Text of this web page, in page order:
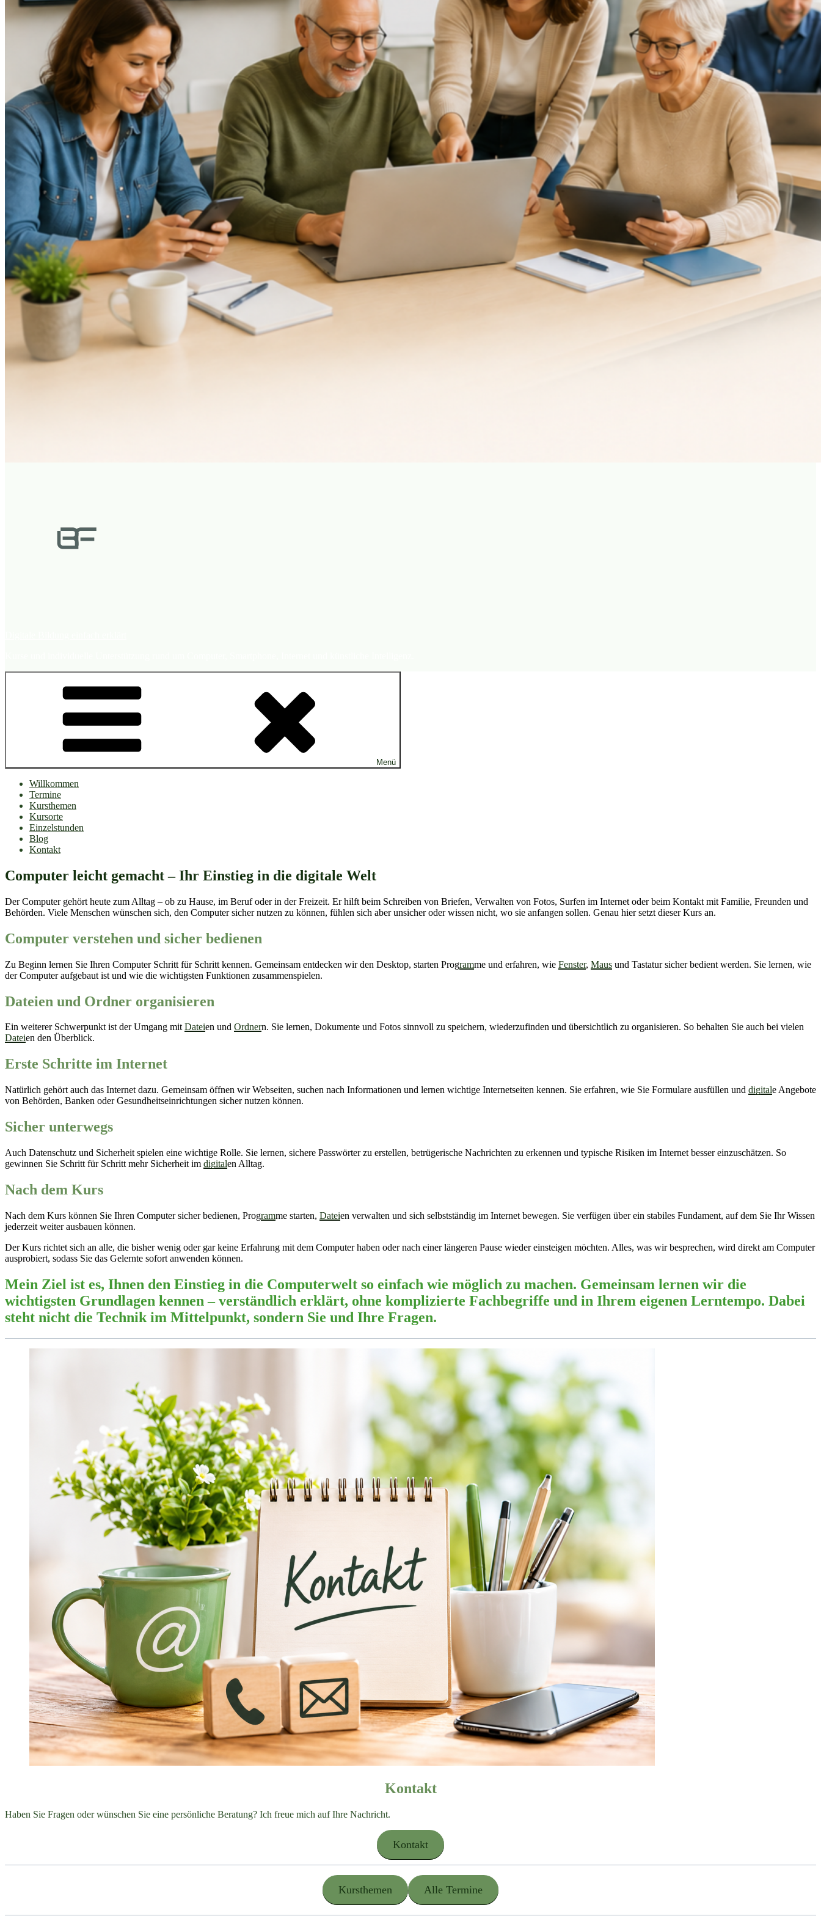
Menü
Willkommen
Termine
Kursthemen
Kursorte
Einzelstunden
Blog
Kontakt
Computer leicht gemacht – Ihr Einstieg in die digitale Welt
Der Computer gehört heute zum Alltag – ob zu Hause, im Beruf oder in der Freizeit. Er hilft beim Schreiben von Briefen, Verwalten von Fotos, Surfen im Internet oder beim Kontakt mit Familie, Freunden und
Behörden. Viele Menschen wünschen sich, den Computer sicher nutzen zu können, fühlen sich aber unsicher oder wissen nicht, wo sie anfangen sollen. Genau hier setzt dieser Kurs an.
Computer verstehen und sicher bedienen
Zu Beginn lernen Sie Ihren Computer Schritt für Schritt kennen. Gemeinsam entdecken wir den Desktop, starten Programme und erfahren, wie Fenster, Maus und Tastatur sicher bedient werden. Sie lernen, wie
der Computer aufgebaut ist und wie die wichtigsten Funktionen zusammenspielen.
Dateien und Ordner organisieren
Ein weiterer Schwerpunkt ist der Umgang mitDateien und Ordnern. Sie lernen, Dokumente und Fotos sinnvoll zu speichern, wiederzufinden und übersichtlich zu organisieren. So behalten Sie auch bei vielen
Dateien den Überblick.
Erste Schritte im Internet
Natürlich gehört auch das Internet dazu. Gemeinsam öffnen wir Webseiten, suchen nach Informationen und lernen wichtige Internetseiten kennen. Sie erfahren, wie Sie Formulare ausfüllen und digitale Angebote
von Behörden, Banken oder Gesundheitseinrichtungen sicher nutzen können.
Sicher unterwegs
Auch Datenschutz und Sicherheit spielen eine wichtige Rolle. Sie lernen, sichere Passwörter zu erstellen, betrügerische Nachrichten zu erkennen und typische Risiken im Internet besser einzuschätzen. So
gewinnen Sie Schritt für Schritt mehr Sicherheit im digitalen Alltag.
Nach dem Kurs
Nach dem Kurs können Sie Ihren Computer sicher bedienen, Programme starten, Dateien verwalten und sich selbstständig im Internet bewegen. Sie verfügen über ein stabiles Fundament, auf dem Sie Ihr Wissen
jederzeit weiter ausbauen können.
Der Kurs richtet sich an alle, die bisher wenig oder gar keine Erfahrung mit dem Computer haben oder nach einer längeren Pause wieder einsteigen möchten. Alles, was wir besprechen, wird direkt am Computer
ausprobiert, sodass Sie das Gelernte sofort anwenden können.
Mein Ziel ist es, Ihnen den Einstieg in die Computerwelt so einfach wie möglich zu machen. Gemeinsam lernen wir die
wichtigsten Grundlagen kennen – verständlich erklärt, ohne komplizierte Fachbegriffe und in Ihrem eigenen Lerntempo. Dabei
steht nicht die Technik im Mittelpunkt, sondern Sie und Ihre Fragen.
Kontakt
Haben Sie Fragen oder wünschen Sie eine persönliche Beratung? Ich freue mich auf Ihre Nachricht.
Kontakt
Kursthemen Alle Termine